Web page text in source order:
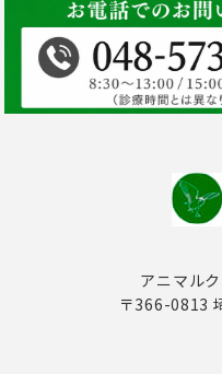
アニマル
〒366-0813